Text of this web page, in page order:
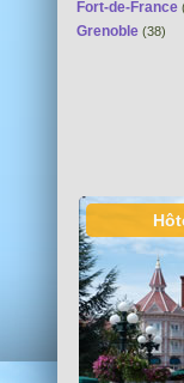
Fort-de-France
Grenoble (38)